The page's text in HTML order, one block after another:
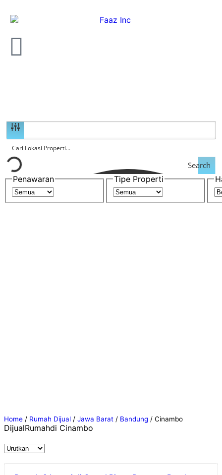
Search
Penawaran
Tipe Properti
Home / Rumah Dijual / Jawa Barat / Bandung / Cinambo
DijualRumahdi Cinambo